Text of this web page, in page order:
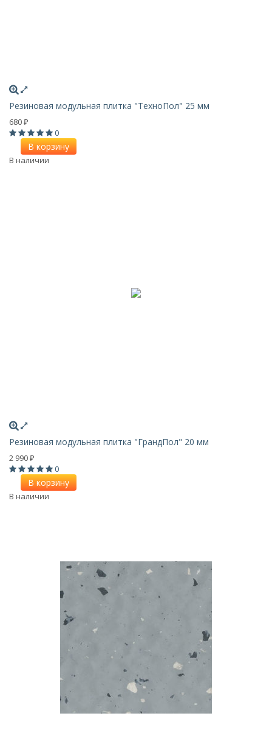
Резиновая модульная плитка "ТехноПол" 25 мм
680 ₽
0
В корзину
В наличии
Резиновая модульная плитка "ГрандПол" 20 мм
2 990 ₽
0
В корзину
В наличии